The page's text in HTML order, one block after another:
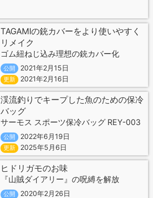
TAGAMIの銃カバーをより使いやすく
リメイク
ゴム紐ねじ込み理想の銃カバー化
公開 2021年2月15日
更新 2021年2月16日
渓流釣りでキープした魚のための保冷
バッグ
サーモス スポーツ保冷バッグ REY-003
公開 2022年6月19日
更新 2025年5月6日
ヒドリガモのお味
『山賊ダイアリー』の呪縛を解放
公開 2020年2月26日